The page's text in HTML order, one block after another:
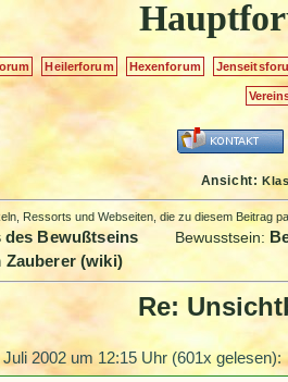
Heilerforum Hexenforum
Ansicht:
Ressorts und Webseiten, die zu diesem Beitrag
des Bewußtseins Bewusstsein:
(wiki)
Re:
Juli 2002 um 12:15 Uhr (601x gelesen):